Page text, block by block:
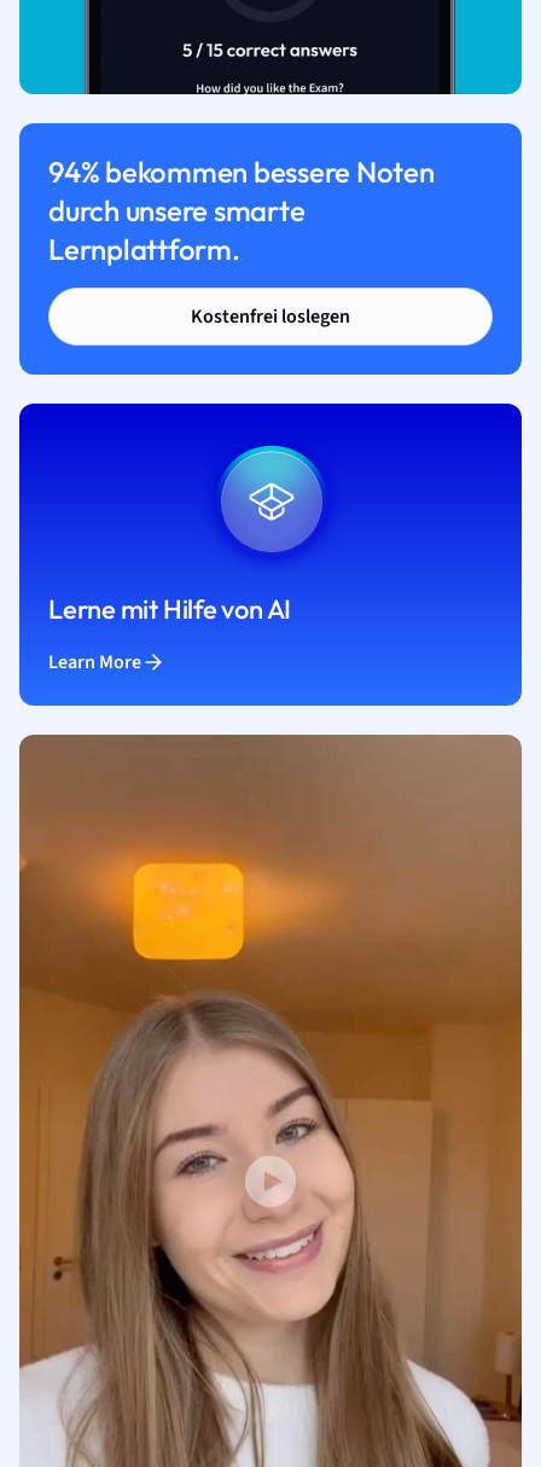
94% bekommen bessere Noten
durch unsere smarte
Lernplattform.
Kostenfrei loslegen
Lerne mit Hilfe von AI
Learn More